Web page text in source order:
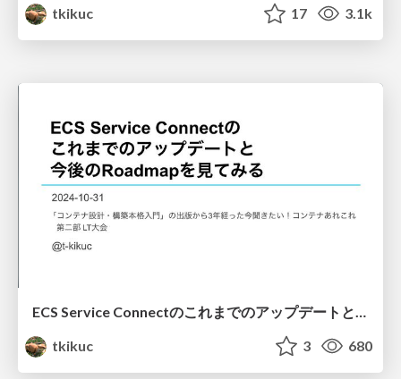
tkikuc
17 3.1k
ECS Service Connectのこれまでのアップデートと今後のRoadmapを見てみる
tkikuc
3 680